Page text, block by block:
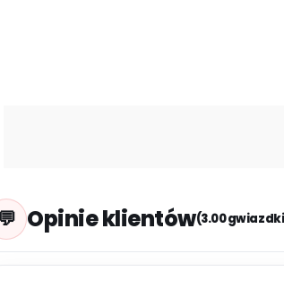
Opinie klientów(3.00